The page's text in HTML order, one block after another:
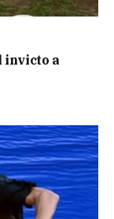
invicto a